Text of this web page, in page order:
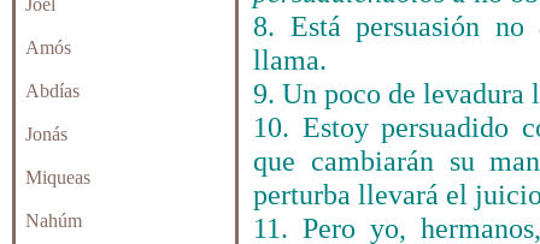
Joel
Amós
Abdías
Jonás
Miqueas
Nahúm
8. Está persuasión no
llama.
9. Un poco de levadura
10. Estoy persuadido
que cambiarán su
perturba llevará el
11. Pero yo,